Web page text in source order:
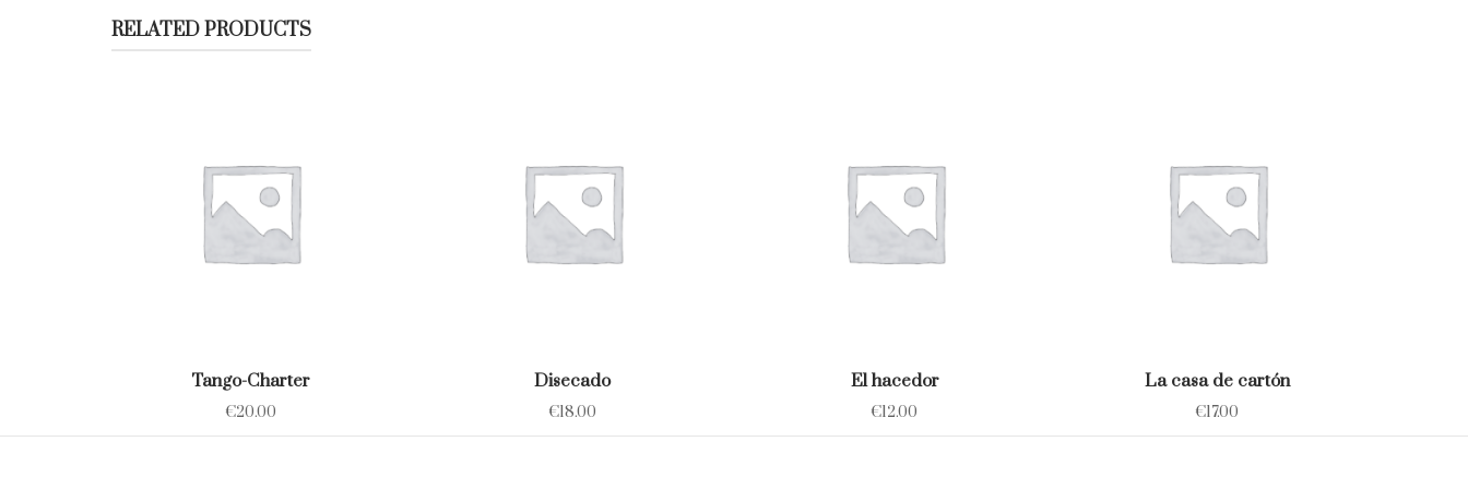
RELATED PRODUCTS
Tango-Charter
€20.00
Disecado
€18.00
El hacedor
€12.00
La casa de cartón
€17.00